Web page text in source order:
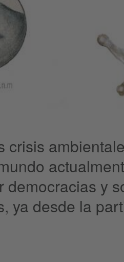
crisis
democracias y
ya desde la